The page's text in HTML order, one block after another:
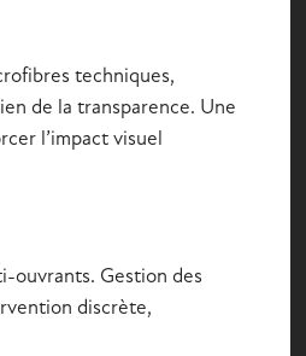
techniques,
de la transparence. Une
l’impact visuel
ouvrants. Gestion des
discrète,